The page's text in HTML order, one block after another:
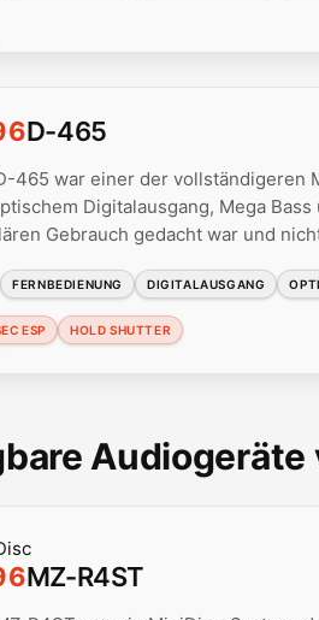
D-465
465 war einer der vollständigeren
Digitalausgang, Mega
Gebrauch gedacht war und
FERNBEDIENUNG DIGITALAUSGANG
ESP HOLD SHUTTER
Audiogeräte
MZ-R4ST